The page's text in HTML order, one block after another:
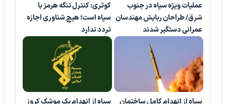
عملیات ویژه سپاه در جنوب
شرق/ طراحان ربایش مهندسان
عمرانی دستگیر شدند
کوثری: کنترل تنگه هرمز با
سپاه است؛ هیچ شناوری اجازه
تردد ندارد
سپاه از انهدام کامل ساختمان
سپاه از انهدام یک موشک کروز